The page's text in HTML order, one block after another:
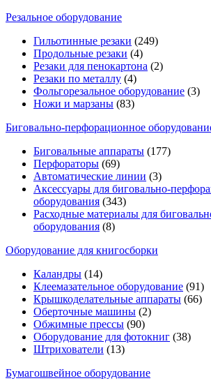
Резальное оборудование
Гильотинные резаки (249)
Продольные резаки (4)
Резаки для пенокартона (2)
Резаки по металлу (4)
Фольгорезальное оборудование (3)
Ножи и марзаны (83)
Биговально-перфорационное
Биговальные аппараты (177)
Перфораторы (69)
Автоматические линии (3)
Аксессуары для биговально-
оборудования (343)
Расходные материалы для
оборудования (8)
Оборудование для книгосборки
Каландры (14)
Клеемазательное оборудование (91)
Крышкоделательные аппараты (66)
Оберточные машины (2)
Обжимные прессы (90)
Оборудование для фотокниг (38)
Штрихователи (13)
Бумагошвейное оборудование